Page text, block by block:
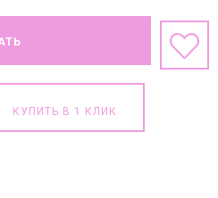
КУПИТЬ В 1 КЛИК